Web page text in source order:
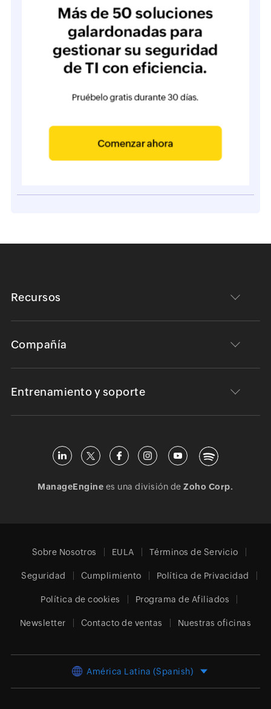
Recursos
Compañía
Entrenamiento y soporte
ManageEngine es una división deZoho Corp.
Sobre Nosotros EULA Términos de Servicio
Seguridad Cumplimiento Política de Privacidad
Política de cookies Programa de Afiliados
Newsletter Contacto de ventas Nuestras oficinas
América Latina (Spanish)